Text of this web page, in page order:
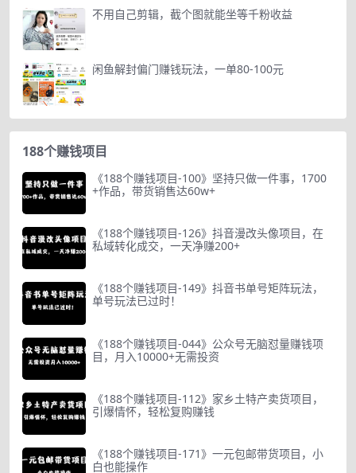
不用自己剪辑，截个图就能坐等千粉收益
闲鱼解封偏门赚钱玩法，一单80-100元
188个赚钱项目
《188个赚钱项目-100》坚持只做一件事，1700
+作品，带货销售达60w+
《188个赚钱项目-126》抖音漫改头像项目，在
私域转化成交，一天净赚200+
《188个赚钱项目-149》抖音书单号矩阵玩法，
单号玩法已过时！
《188个赚钱项目-044》公众号无脑怼量赚钱项
目，月入10000+无需投资
《188个赚钱项目-112》家乡土特产卖货项目，
引爆情怀，轻松复购赚钱
《188个赚钱项目-171》一元包邮带货项目，小
白也能操作